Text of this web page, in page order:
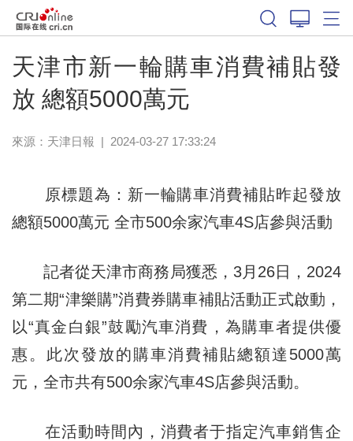
天津市新一輪購車消費補貼發
放 總額5000萬元
來源： 天津日報 | 2024-03-27 17:33:24
原標題為：新一輪購車消費補貼昨起發放
總額5000萬元 全市500余家汽車4S店參與活動
記者從天津市商務局獲悉，3月26日，2024
第二期“津樂購”消費券購車補貼活動正式啟動，
以“真金白銀”鼓勵汽車消費，為購車者提供優
惠。此次發放的購車消費補貼總額達5000萬
元，全市共有500余家汽車4S店參與活動。
在活動時間內，消費者于指定汽車銷售企